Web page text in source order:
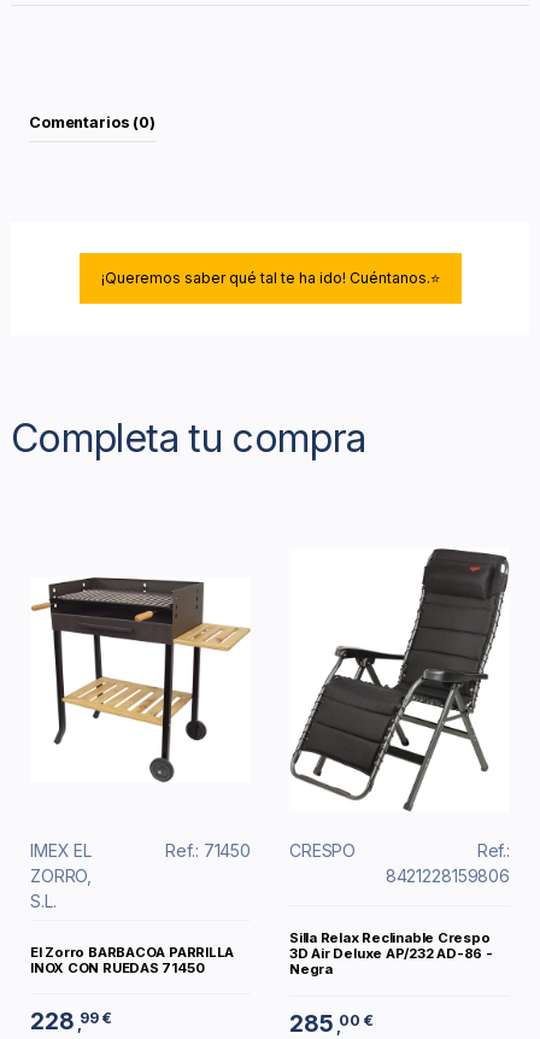
Comentarios (0)
¡Queremos saber qué tal te ha ido! Cuéntanos.⭐
Completa tu compra
IMEX EL
ZORRO,
S.L.
Ref.: 71450
El Zorro BARBACOA PARRILLA
INOX CON RUEDAS 71450
228 ,99 €
CRESPO
Ref.:
8421228159806
Silla Relax Reclinable Crespo
3D Air Deluxe AP/232 AD-86 -
Negra
285 ,00 €